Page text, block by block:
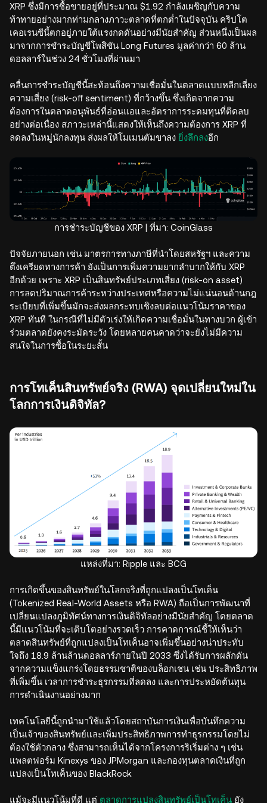
XRP ซึ่งมีการซื้อขายอยู่ที่ประมาณ $1.92 กำลังเผชิญกับความ
ท้าทายอย่างมากท่ามกลางภาวะตลาดที่ตกต่ำในปัจจุบัน คริปโต
เคอเรนซีนี้ตกอยู่ภายใต้แรงกดดันอย่างมีนัยสำคัญ ส่วนหนึ่งเป็นผล
มาจากการชำระบัญชีโพสิชัน Long Futures มูลค่ากว่า 60 ล้าน
ดอลลาร์ในช่วง 24 ชั่วโมงที่ผ่านมา
คลื่นการชำระบัญชีนี้สะท้อนถึงความเชื่อมั่นในตลาดแบบหลีกเลี่ยง
ความเสี่ยง (risk-off sentiment) ที่กว้างขึ้น ซึ่งเกิดจากความ
ต้องการในตลาดอนุพันธ์ที่อ่อนแอและอัตราการระดมทุนที่ติดลบ
อย่างต่อเนื่อง สภาวะเหล่านี้แสดงให้เห็นถึงความต้องการ XRP ที่
ลดลงในหมู่นักลงทุน ส่งผลให้โมเมนตัมขาลง ยิ่งลึกลงอีก
การชำระบัญชีของ XRP | ที่มา: CoinGlass
ปัจจัยภายนอก เช่น มาตรการทางภาษีที่นำโดยสหรัฐฯ และความ
ตึงเครียดทางการค้า ยังเป็นการเพิ่มความยากลำบากให้กับ XRP
อีกด้วย เพราะ XRP เป็นสินทรัพย์ประเภทเสี่ยง (risk-on asset)
การลดปริมาณการค้าระหว่างประเทศหรือความไม่แน่นอนด้านกฎ
ระเบียบที่เพิ่มขึ้นมักจะส่งผลกระทบเชิงลบต่อแนวโน้มราคาของ
XRP ทันที ในกรณีที่ไม่มีตัวเร่งให้เกิดความเชื่อมั่นในทางบวก ผู้เข้า
ร่วมตลาดยังคงระมัดระวัง โดยหลายคนคาดว่าจะยังไม่มีความ
สนใจในการซื้อในระยะสั้น
การโทเค็นสินทรัพย์จริง (RWA) จุดเปลี่ยนใหม่ใน
โลกการเงินดิจิทัล?
แหล่งที่มา: Ripple และ BCG
การเกิดขึ้นของสินทรัพย์ในโลกจริงที่ถูกแปลงเป็นโทเค็น
(Tokenized Real-World Assets หรือ RWA) ถือเป็นการพัฒนาที่
เปลี่ยนแปลงภูมิทัศน์ทางการเงินดิจิทัลอย่างมีนัยสำคัญ โดยตลาด
นี้มีแนวโน้มที่จะเติบโตอย่างรวดเร็ว การคาดการณ์ชี้ให้เห็นว่า
ตลาดสินทรัพย์ที่ถูกแปลงเป็นโทเค็นอาจเพิ่มขึ้นอย่างน่าประทับ
ใจถึง 18.9 ล้านล้านดอลลาร์ภายในปี 2033 ซึ่งได้รับการผลักดัน
จากความแข็งแกร่งโดยธรรมชาติของบล็อกเชน เช่น ประสิทธิภาพ
ที่เพิ่มขึ้น เวลาการชำระธุรกรรมที่ลดลง และการประหยัดต้นทุน
การดำเนินงานอย่างมาก
เทคโนโลยีนี้ถูกนำมาใช้แล้วโดยสถาบันการเงินเพื่อบันทึกความ
เป็นเจ้าของสินทรัพย์และเพิ่มประสิทธิภาพการทำธุรกรรมโดยไม่
ต้องใช้ตัวกลาง ซึ่งสามารถเห็นได้จากโครงการริเริ่มต่าง ๆ เช่น
แพลตฟอร์ม Kinexys ของ JPMorgan และกองทุนตลาดเงินที่ถูก
แปลงเป็นโทเค็นของ BlackRock
แม้จะมีแนวโน้มที่ดี แต่ ตลาดการแปลงสินทรัพย์เป็นโทเค็น ยัง